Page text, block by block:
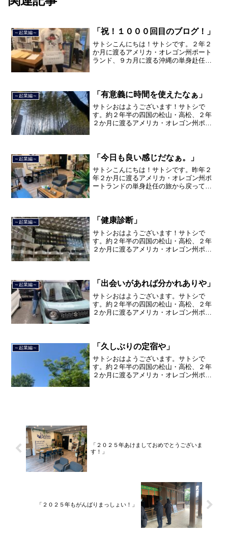
～起業編～ 「祝！１０００回目のブログ！」
サトシこんにちは！サトシです。２年２
か月に渡るアメリカ・オレゴン州ポート
ランド、９カ月に渡る沖縄の単身赴任の
品川区南大井で不動産を主...
～起業編～ 「有意義に時間を使えたなぁ」
サトシおはようございます！サトシで
す。約２年半の四国の松山・高松、２年
２か月に渡るアメリカ・オレゴン州ポー
した。２０２１年３月９日よ...
～起業編～ 「今日も良い感じだなぁ。」
サトシこんにちは！サトシです。昨年２
年２か月に渡るアメリカ・オレゴン州ポ
ートランドの単身赴任の旅から戻ってき
し、東京で不動産を主に取り...
～起業編～ 「健康診断」
サトシおはようございます！サトシで
す。約２年半の四国の松山・高松、２年
２か月に渡るアメリカ・オレゴン州ポー
て、２０２１年３月９日より東...
～起業編～ 「出会いがあれば分かれありや」
サトシおはようございます。サトシで
す。約２年半の四国の松山・高松、２年
２か月に渡るアメリカ・オレゴン州ポー
した。２０２１年３月９日よ...
～起業編～ 「久しぶりの定宿や」
サトシおはようございます。サトシで
す。約２年半の四国の松山・高松、２年
２か月に渡るアメリカ・オレゴン州ポー
「２０２５年あけましておめでとうございま
す！」
「２０２５年もがんばりまっしょい！」